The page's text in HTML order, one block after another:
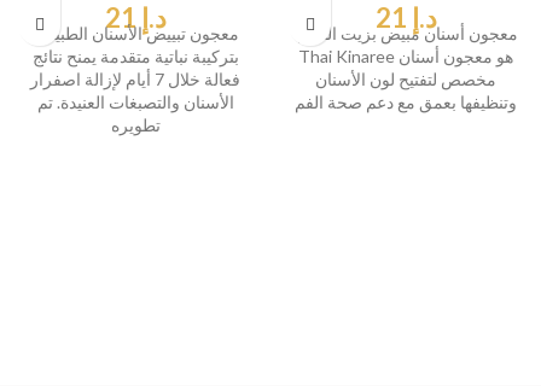
د.إ21
معجون تبييض الأسنان الطبيعي
بتركيبة نباتية متقدمة يمنح نتائج
فعالة خلال 7 أيام لإزالة اصفرار
الأسنان والتصبغات العنيدة. تم
تطويره
د.إ
معجون أسنان مبيض بزيت النوني
Thai Kinaree هو معجون أسنان
مخصص لتفتيح لون الأسنان
وتنظيفها بعمق مع دعم صحة الفم